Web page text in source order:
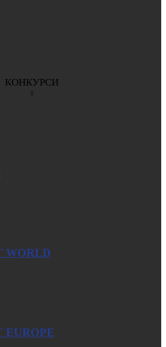
КОНКУРСИ
WORLD
EUROPE